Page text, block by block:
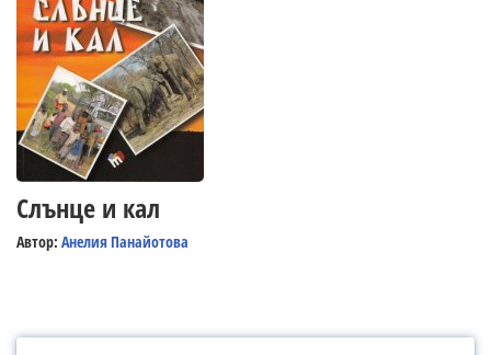
Слънце и кал
Автор: Анелия Панайотова